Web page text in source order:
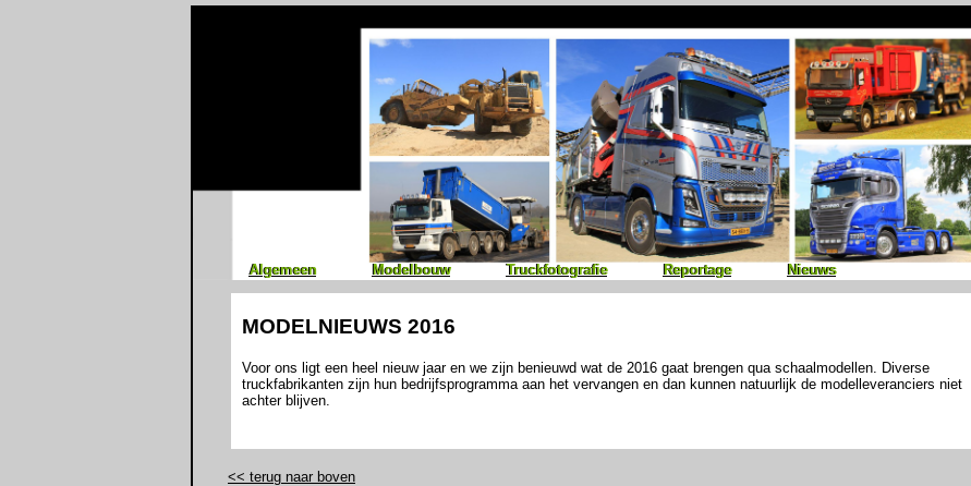
Algemeen
Algemeen Modelbouw
Modelbouw Truckfotografie
Truckfotografie Reportage
Reportage Nieuws
Nieuws
MODELNIEUWS 2016
Voor ons ligt een heel nieuw jaar en we zijn benieuwd wat de 2016 gaat brengen qua schaalmodellen. Diverse
truckfabrikanten zijn hun bedrijfsprogramma aan het vervangen en dan kunnen natuurlijk de modelleveranciers niet
achter blijven.
<< terug naar boven